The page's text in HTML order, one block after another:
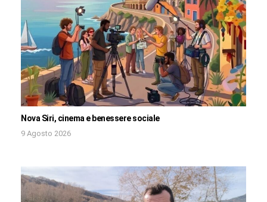
Nova Siri, cinema e benessere sociale
9 Agosto 2026